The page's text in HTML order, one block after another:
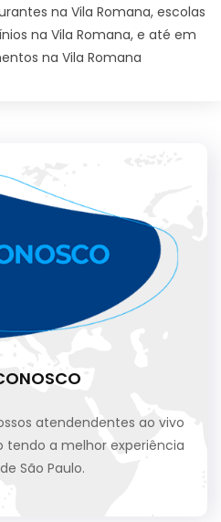
na Vila Romana, escolas
na Vila Romana, e até em
na Vila Romana
atendendentes ao vivo
a melhor experiência
São Paulo.